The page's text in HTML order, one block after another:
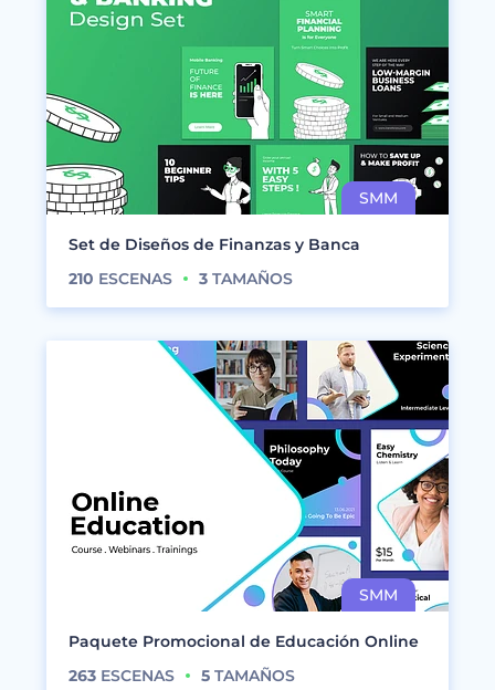
Set de Diseños de Finanzas y Banca
210 ESCENAS 3 TAMAÑOS
Paquete Promocional de Educación Online
263 ESCENAS 5 TAMAÑOS